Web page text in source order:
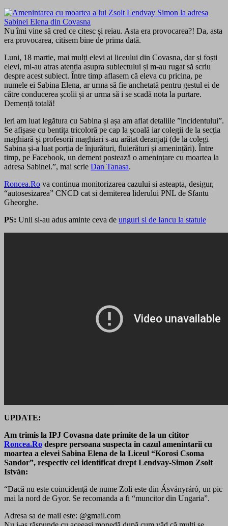
Nu îmi vine să cred ce citesc și reiau. Asta era provocarea?! Da, asta
era provocarea, citisem bine de prima dată.
Luni, 18 martie, mai mulți elevi ai liceului din Covasna, dar și foști
elevi, mi-au atras atenția asupra subiectului și m-au rugat să scriu
despre acest subiect. Între timp aflasem că eleva cu pricina, pe
numele ei Sabina Elena, ar urma să fie anchetată pentru gestul ei de
către conducerea școlii și ar urma să i se scadă nota la purtare.
Demență totală!
Ieri am luat legătura cu Sabina și așa am aflat detaliile ”incidentului”.
Se afișase cu bentița tricoloră pe cap la școală iar colegii de la secția
maghiară și profesorii maghiari s-au arătat deranjați (de la colegi
Sabina și-a luat porția de înjurături, fluierături și amenințări). Între
timp, pe Facebook, un dement postează o amenințare cu moartea la
adresa Sabinei.”, mai scrie Dan Tanasa.
Roncea.Ro va continua monitorizarea cazului si asteapta, desigur,
“autosesizarea” CNCD cat si demiterea liderului PNL de Sfantu
Gheorghe.
PS: Unii si-au adus aminte ceva de unguri si de Iancu la statuie
UPDATE:
Am trimis la IPJ Covasna date primite de la un cititor
Roncea.Ro despre persoana suspecta in cazul amenintarii cu
moartea a elevei Sabina Elena de la Liceul “Korosi Csoma
Sandor”, respectiv cel identificat drept Lendvay-Simon Zsolt
István:
“Dacă nu este coincidenţă de nume Zoli este din Ásványráró, un pic
mai la nord de Gyor. Se recomanda a fi “muncitor din Ungaria”.
Adresa sa de mail este: @gmail.com